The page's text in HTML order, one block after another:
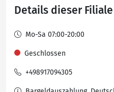
Details dieser Filiale
Mo-Sa 07:00-20:00
Geschlossen
+498917094305